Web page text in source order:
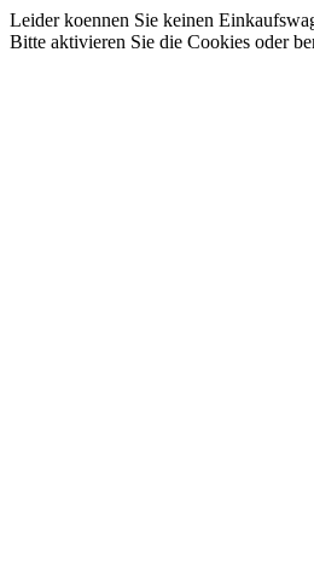
Leider koennen Sie keinen
Bitte aktivieren Sie die Cookies oder